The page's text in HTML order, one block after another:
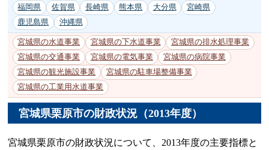
福岡県
佐賀県 長崎県 熊本県 大分県
宮崎県
鹿児島県
沖縄県
宮城県の水道事業 宮城県の下水道事業
宮城県の排水処理事業
宮城県の交通事業
宮城県の電気事業
宮城県の病院事業
宮城県の観光施設事業
宮城県の駐車場整備事業
宮城県の工業用水道事業
宮城県栗原市の財政状況（2013年度）
宮城県栗原市の財政状況について、2013年度の主要指標と